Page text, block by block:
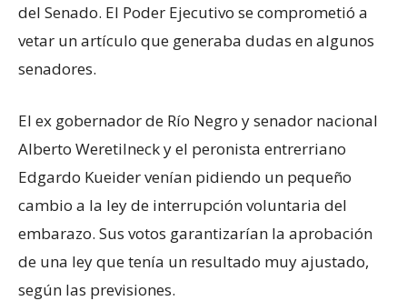
del Senado. El Poder Ejecutivo se comprometió a
vetar un artículo que generaba dudas en algunos
senadores.
El ex gobernador de Río Negro y senador nacional
Alberto Weretilneck y el peronista entrerriano
Edgardo Kueider venían pidiendo un pequeño
cambio a la ley de interrupción voluntaria del
embarazo. Sus votos garantizarían la aprobación
de una ley que tenía un resultado muy ajustado,
según las previsiones.